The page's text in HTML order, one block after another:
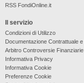
RSS FondiOnline.it
Il servizio
Condizioni di Utilizzo
Documentazione Contrattuale e
Arbitro Controversie
Informativa Privacy
Informativa Cookie
Preferenze Cookie